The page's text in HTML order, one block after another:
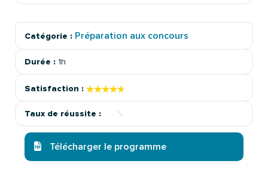
Catégorie : Préparation aux concours
Durée : 1h
Satisfaction : ★★★★★
★★★★★
Taux de réussite : - %
Télécharger le programme